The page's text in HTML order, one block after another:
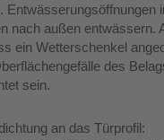
Entwässerungsöffnungen
nach außen entwässern.
ein Wetterschenkel
des
sein.
an das Türprofil: